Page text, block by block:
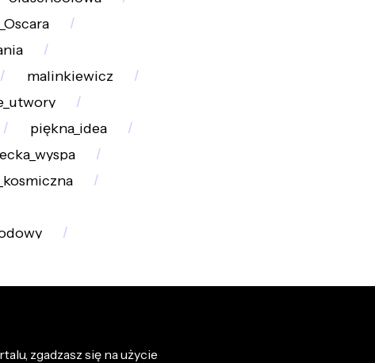
malinkiewicz
piękna_idea
zgadzasz się na użycie